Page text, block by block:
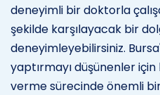
deneyimli bir doktorla
şekilde karşılayacak bir
deneyimleyebilirsiniz.
yaptırmayı düşünenler
verme sürecinde önemli